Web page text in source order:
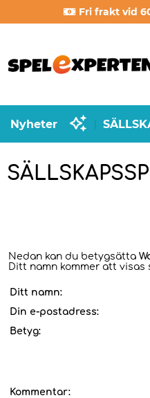
Fri frakt vid
Nyheter
Nedan kan du betygsätta
Ditt namn kommer att visas
Ditt namn:
Din e-postadress:
Betyg:
Kommentar: